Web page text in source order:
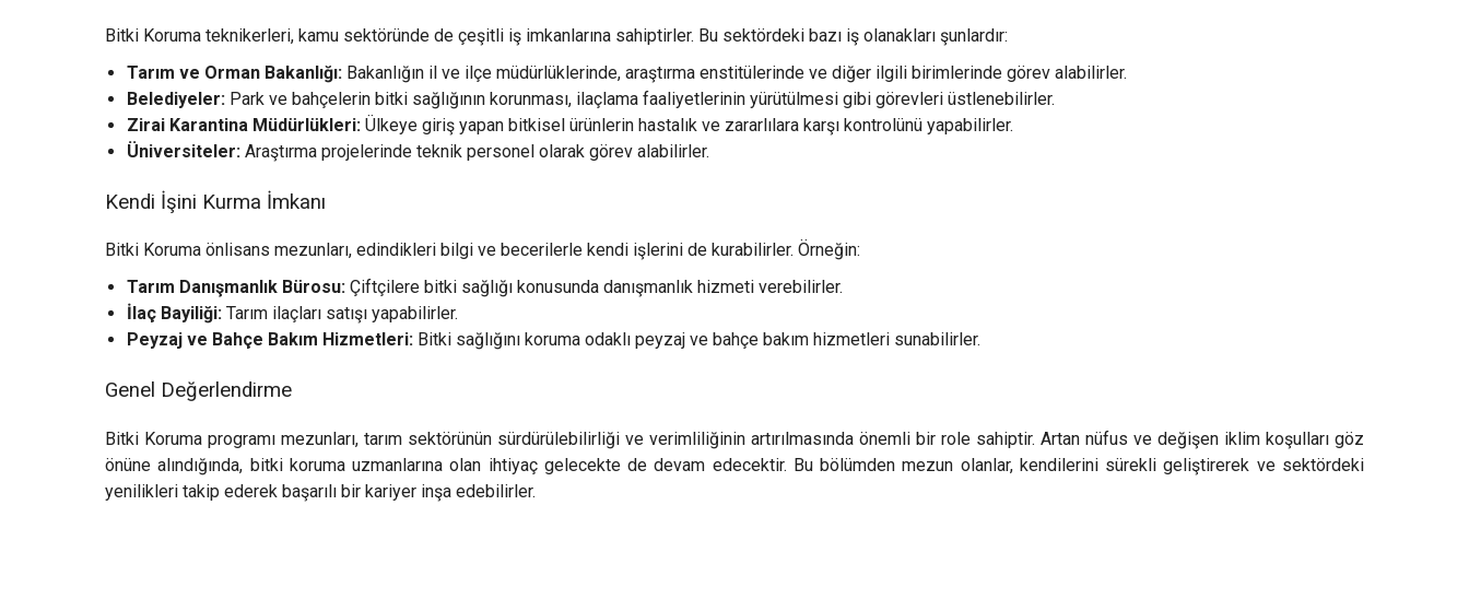
Bitki Koruma teknikerleri, kamu sektöründe de çeşitli iş imkanlarına sahiptirler. Bu sektördeki bazı iş olanakları şunlardır:
Tarım ve Orman Bakanlığı: Bakanlığın il ve ilçe müdürlüklerinde, araştırma enstitülerinde ve diğer ilgili birimlerinde görev alabilirler.
Belediyeler: Park ve bahçelerin bitki sağlığının korunması, ilaçlama faaliyetlerinin yürütülmesi gibi görevleri üstlenebilirler.
Zirai Karantina Müdürlükleri: Ülkeye giriş yapan bitkisel ürünlerin hastalık ve zararlılara karşı kontrolünü yapabilirler.
Üniversiteler: Araştırma projelerinde teknik personel olarak görev alabilirler.
Kendi İşini Kurma İmkanı
Bitki Koruma önlisans mezunları, edindikleri bilgi ve becerilerle kendi işlerini de kurabilirler. Örneğin:
Tarım Danışmanlık Bürosu: Çiftçilere bitki sağlığı konusunda danışmanlık hizmeti verebilirler.
İlaç Bayiliği: Tarım ilaçları satışı yapabilirler.
Peyzaj ve Bahçe Bakım Hizmetleri: Bitki sağlığını koruma odaklı peyzaj ve bahçe bakım hizmetleri sunabilirler.
Genel Değerlendirme
Bitki Koruma programı mezunları, tarım sektörünün sürdürülebilirliği ve verimliliğinin artırılmasında önemli bir role sahiptir. Artan nüfus ve değişen iklim koşulları göz
önüne alındığında, bitki koruma uzmanlarına olan ihtiyaç gelecekte de devam edecektir. Bu bölümden mezun olanlar, kendilerini sürekli geliştirerek ve sektördeki
yenilikleri takip ederek başarılı bir kariyer inşa edebilirler.